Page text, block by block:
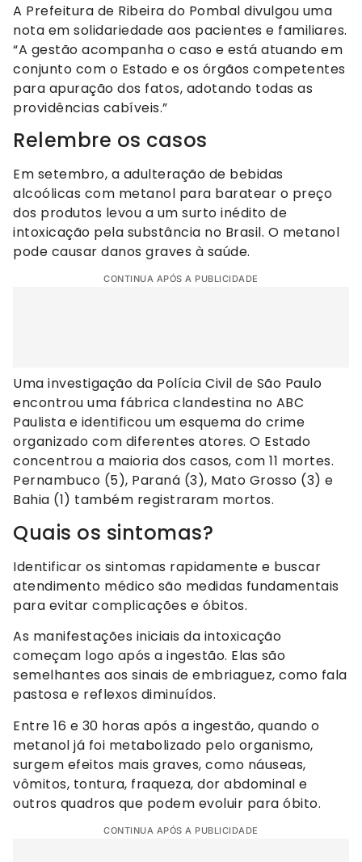
A Prefeitura de Ribeira do Pombal divulgou uma
nota em solidariedade aos pacientes e familiares.
“A gestão acompanha o caso e está atuando em
conjunto com o Estado e os órgãos competentes
para apuração dos fatos, adotando todas as
providências cabíveis.”
Relembre os casos
Em setembro, a adulteração de bebidas
alcoólicas com metanol para baratear o preço
dos produtos levou a um surto inédito de
intoxicação pela substância no Brasil. O metanol
pode causar danos graves à saúde.
CONTINUA APÓS A PUBLICIDADE
Uma investigação da Polícia Civil de São Paulo
encontrou uma fábrica clandestina no ABC
Paulista e identificou um esquema do crime
organizado com diferentes atores. O Estado
concentrou a maioria dos casos, com 11 mortes.
Pernambuco (5), Paraná (3), Mato Grosso (3) e
Bahia (1) também registraram mortos.
Quais os sintomas?
Identificar os sintomas rapidamente e buscar
atendimento médico são medidas fundamentais
para evitar complicações e óbitos.
As manifestações iniciais da intoxicação
começam logo após a ingestão. Elas são
semelhantes aos sinais de embriaguez, como fala
pastosa e reflexos diminuídos.
Entre 16 e 30 horas após a ingestão, quando o
metanol já foi metabolizado pelo organismo,
surgem efeitos mais graves, como náuseas,
vômitos, tontura, fraqueza, dor abdominal e
outros quadros que podem evoluir para óbito.
CONTINUA APÓS A PUBLICIDADE